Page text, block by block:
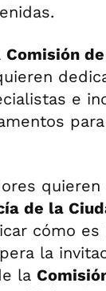
Comisión
e
de la
cómo
la
la